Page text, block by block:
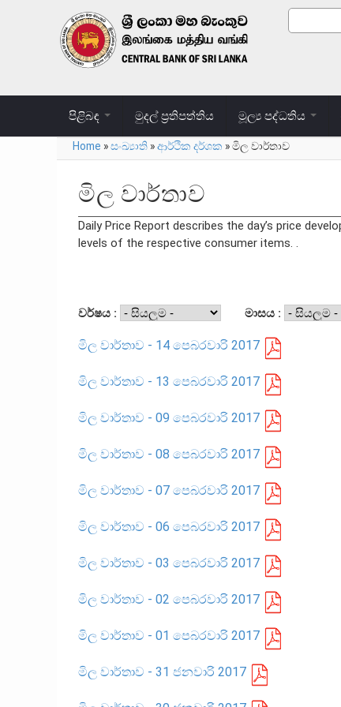
Skip to main content
පිළිබඳ මුදල් ප්‍රතිපත්තිය මූල්‍ය පද්ධතිය
You are here
Home »සංඛ්‍යාති »ආර්ථික දර්ශක »මිල වාර්තාව
මිල වාර්තාව
Daily Price Report describes the day’s price
levels of the respective consumer items. .
වර්ෂය : මාසය :
මිල වාර්තාව - 14 පෙබරවාරි 2017
මිල වාර්තාව - 13 පෙබරවාරි 2017
මිල වාර්තාව - 09 පෙබරවාරි 2017
මිල වාර්තාව - 08 පෙබරවාරි 2017
මිල වාර්තාව - 07 පෙබරවාරි 2017
මිල වාර්තාව - 06 පෙබරවාරි 2017
මිල වාර්තාව - 03 පෙබරවාරි 2017
මිල වාර්තාව - 02 පෙබරවාරි 2017
මිල වාර්තාව - 01 පෙබරවාරි 2017
මිල වාර්තාව - 31 ජනවාරි 2017